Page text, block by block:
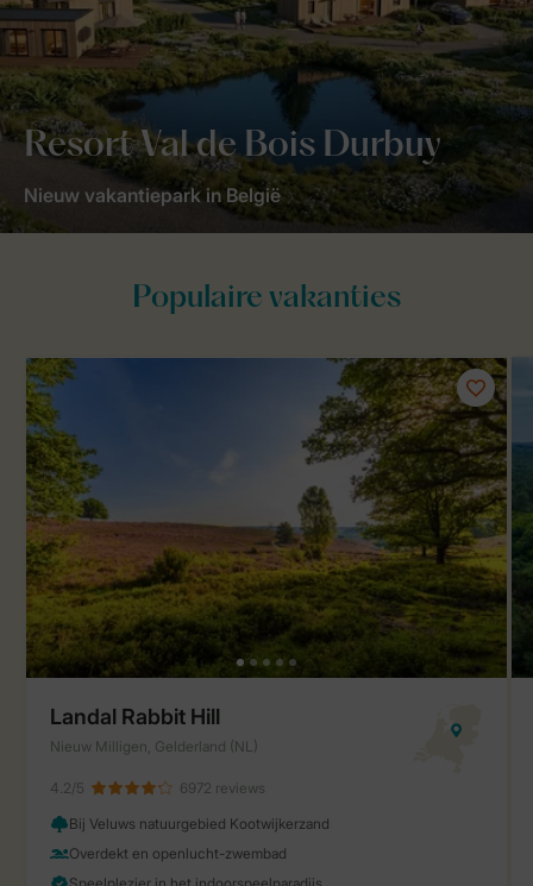
Resort Val de Bois Durbuy
Nieuw vakantiepark in België